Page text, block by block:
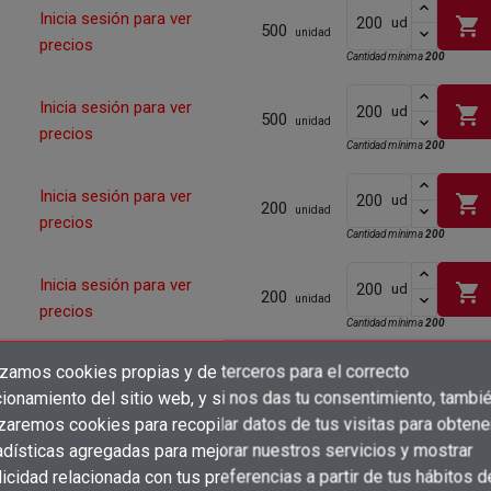
Añadir a la lista de deseos×
Crear lista de deseos ×
Nombre de la lista de deseos
Iniciar sesión ×
Debe iniciar sesión para guardar productos en su lista de deseos.
cookies propias y de terceros para el correcto
del sitio web, y si nos das tu consentimiento,
cookies para recopilar datos de tus visitas para
agregadas para mejorar nuestros servicios y mostrar
relacionada con tus preferencias a partir de tus hábitos
Inicia sesión para ver
precios
500 unidad
ud shopping_cart
Cantidad mínima200
Inicia sesión para ver
precios
500 unidad
ud shopping_cart
Cantidad mínima200
Inicia sesión para ver
precios
200 unidad
ud shopping_cart
Cantidad mínima200
Inicia sesión para ver
precios
200 unidad
ud shopping_cart
Cantidad mínima200
Inicia sesión para ver
precios
200 ud
Inicia sesión para ver
200 unidad shopping_cart